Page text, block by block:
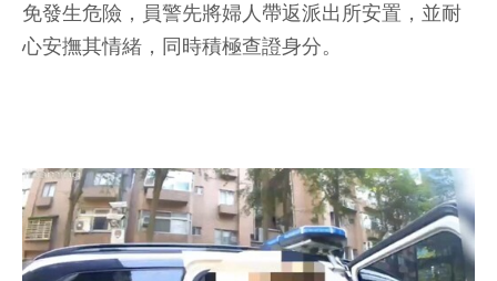
免發生危險，員警先將婦人帶返派出所安置，並耐
心安撫其情緒，同時積極查證身分。